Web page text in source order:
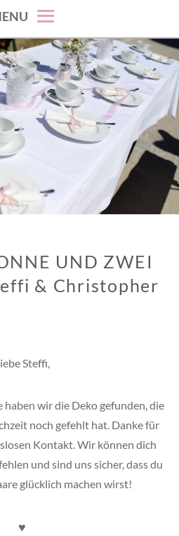
UND ZWEI
& Christopher
Steffi,
haben wir die Deko gefunden, die
noch gefehlt hat. Danke für
Kontakt. Wir können dich
und sind uns sicher, dass du
glücklich machen wirst!
♥